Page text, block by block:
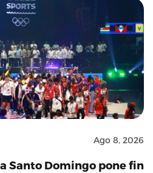
Ago 8, 2026
Santo Domingo pone fin